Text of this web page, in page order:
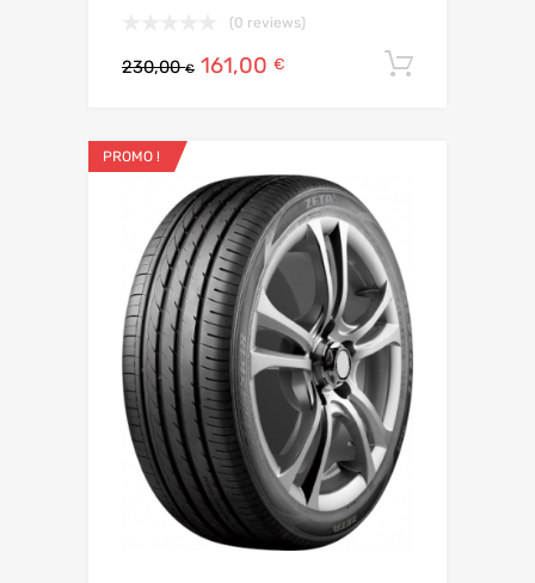
(0 reviews)
230,00€ 161,00 €
PROMO !